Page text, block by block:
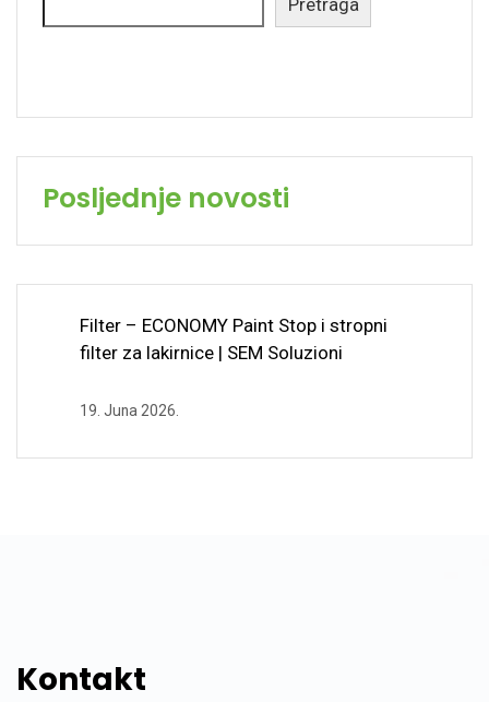
Pretraga
Posljednje novosti
Filter – ECONOMY Paint Stop i stropni
filter za lakirnice | SEM Soluzioni
19. Juna 2026.
Kontakt